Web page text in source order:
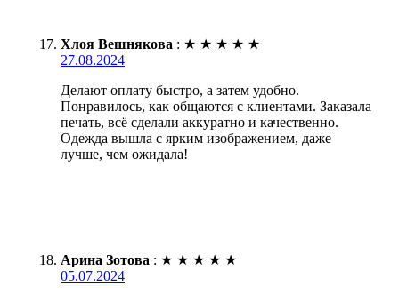
Хлоя Вешнякова : ★ ★ ★ ★ ★
27.08.2024
Делают оплату быстро, а затем удобно.
Понравилось, как общаются с клиентами. Заказала
печать, всё сделали аккуратно и качественно.
Одежда вышла с ярким изображением, даже
лучше, чем ожидала!
Арина Зотова : ★ ★ ★ ★ ★
05.07.2024